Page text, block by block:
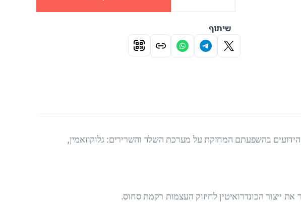
שיתוף
בהשפעתם המחזקת על מערכת השלד והשרירים: גלוקוזאמין,
ייצור הכונדרואיטין לחיזוק העצמות רקמת סחוס.